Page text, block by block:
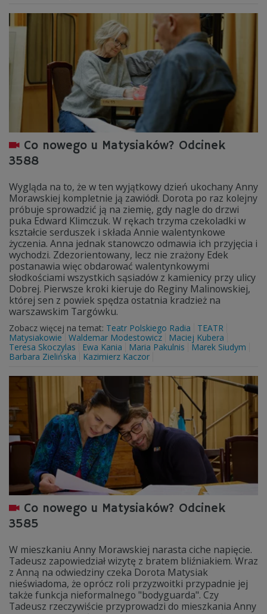
Co nowego u Matysiaków? Odcinek
3588
Wygląda na to, że w ten wyjątkowy dzień ukochany Anny
Morawskiej kompletnie ją zawiódł. Dorota po raz kolejny
próbuje sprowadzić ją na ziemię, gdy nagle do drzwi
puka Edward Klimczuk. W rękach trzyma czekoladki w
kształcie serduszek i składa Annie walentynkowe
życzenia. Anna jednak stanowczo odmawia ich przyjęcia i
wychodzi. Zdezorientowany, lecz nie zrażony Edek
postanawia więc obdarować walentynkowymi
słodkościami wszystkich sąsiadów z kamienicy przy ulicy
Dobrej. Pierwsze kroki kieruje do Reginy Malinowskiej,
której sen z powiek spędza ostatnia kradzież na
warszawskim Targówku.
Zobacz więcej na temat: Teatr Polskiego Radia
TEATR
Matysiakowie
Waldemar Modestowicz
Maciej Kubera
Teresa Skoczylas
Ewa Kania Maria Pakulnis
Marek Siudym
Barbara Zielińska
Kazimierz Kaczor
Co nowego u Matysiaków? Odcinek
3585
W mieszkaniu Anny Morawskiej narasta ciche napięcie.
Tadeusz zapowiedział wizytę z bratem bliźniakiem. Wraz
z Anną na odwiedziny czeka Dorota Matysiak
nieświadoma, że oprócz roli przyzwoitki przypadnie jej
także funkcja nieformalnego "bodyguarda". Czy
Tadeusz rzeczywiście przyprowadzi do mieszkania Anny